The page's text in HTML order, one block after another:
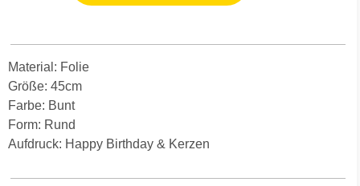
Material: Folie
Größe: 45cm
Farbe: Bunt
Form: Rund
Aufdruck: Happy Birthday & Kerzen